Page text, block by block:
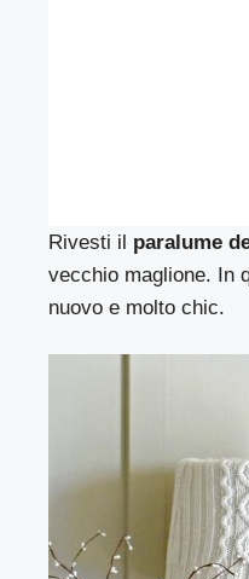
Rivesti il paralume
vecchio maglione. In
nuovo e molto chic.